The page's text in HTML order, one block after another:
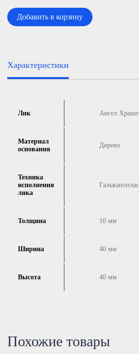
Добавить в корзину
Характеристики
Лик Ангел
Материал
основания
Дерево
Техника
исполнения
лика
Толщина 10 мм
Ширина 40 мм
Высота 40 мм
Похожие товары